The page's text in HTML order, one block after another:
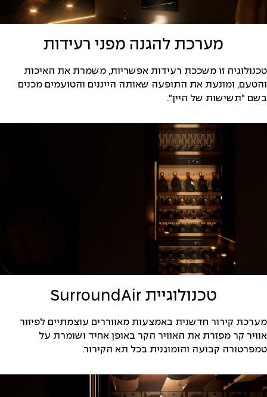
מערכת להגנה מפני רעידות
טכנולוגיה זו משככת רעידות אפשריות, משמרת את האיכות
והטעם, ומונעת את התופעה שאותה הייננים והטועמים מכנים
בשם "תשישות של היין".
טכנולוגיית SurroundAir
מערכת קירור חדשנית באמצעות מאווררים עוצמתיים לפיזור
אוויר קר מפזרת את האוויר הקר באופן אחיד ושומרת על
טמפרטורה קבועה והומוגנית בכל תא הקירור.